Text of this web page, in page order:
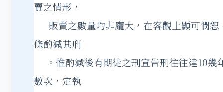
賣之情形，
販賣之數量均非龐大，在客觀上顯可憫恕
條酌減其刑
。惟酌減後有期徒之刑宣告刑往往達10幾
數次，定執